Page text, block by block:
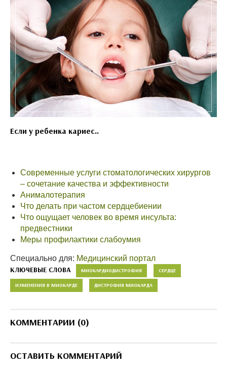
Если у ребенка кариес..
Современные услуги стоматологических хирургов
– сочетание качества и эффективности
Анималотерапия
Что делать при частом сердцебиении
Что ощущает человек во время инсульта:
предвестники
Меры профилактики слабоумия
Специально для: Медицинский портал
КЛЮЧЕВЫЕ СЛОВА МИОКАРДИОДИСТРОФИЯ СЕРДЦЕ
ИЗМЕНЕНИЯ В МИОКАРДЕ ДИСТРОФИЯ МИОКАРДА
КОММЕНТАРИИ (0)
ОСТАВИТЬ КОММЕНТАРИЙ